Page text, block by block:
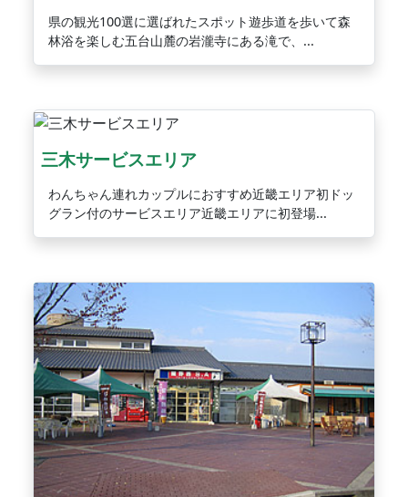
県の観光100選に選ばれたスポット遊歩道を歩いて森
林浴を楽しむ五台山麓の岩瀧寺にある滝で、...
三木サービスエリア
わんちゃん連れカップルにおすすめ近畿エリア初ドッ
グラン付のサービスエリア近畿エリアに初登場...